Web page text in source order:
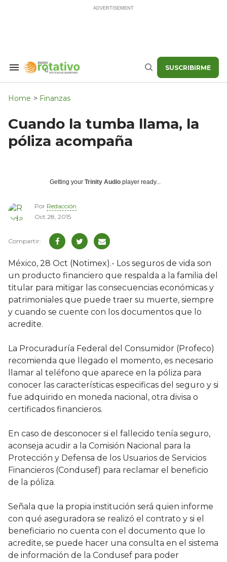
Search
Navigation
Buscar SUSCRIBIRME
Home > Finanzas
Cuando la tumba llama, la
póliza acompaña
Getting your Trinity Audio player ready...
Por Redacción
Oct 28, 2015
México, 28 Oct (Notimex).- Los seguros de vida son
un producto financiero que respalda a la familia del
titular para mitigar las consecuencias económicas y
patrimoniales que puede traer su muerte, siempre
y cuando se cuente con los documentos que lo
acredite.
La Procuraduría Federal del Consumidor (Profeco)
recomienda que llegado el momento, es necesario
llamar al teléfono que aparece en la póliza para
conocer las características especificas del seguro y si
fue adquirido en moneda nacional, otra divisa o
certificados financieros.
En caso de desconocer si el fallecido tenía seguro,
aconseja acudir a la Comisión Nacional para la
Protección y Defensa de los Usuarios de Servicios
Financieros (Condusef) para reclamar el beneficio
de la póliza.
Señala que la propia institución será quien informe
con qué aseguradora se realizó el contrato y si el
beneficiario no cuenta con el documento que lo
acredite, se puede hacer una consulta en el sistema
de información de la Condusef para poder